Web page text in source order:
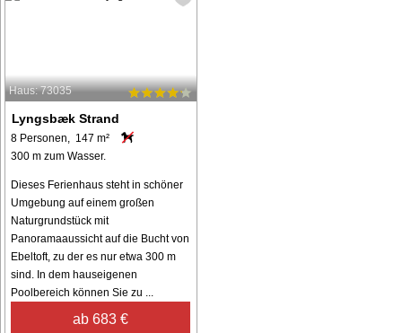
Haus: 73035
Lyngsbæk Strand
8 Personen, 147 m²
300 m zum Wasser.
Dieses Ferienhaus steht in schöner
Umgebung auf einem großen
Naturgrundstück mit
Panoramaaussicht auf die Bucht von
Ebeltoft, zu der es nur etwa 300 m
sind. In dem hauseigenen
Poolbereich können Sie zu ...
ab 683 €